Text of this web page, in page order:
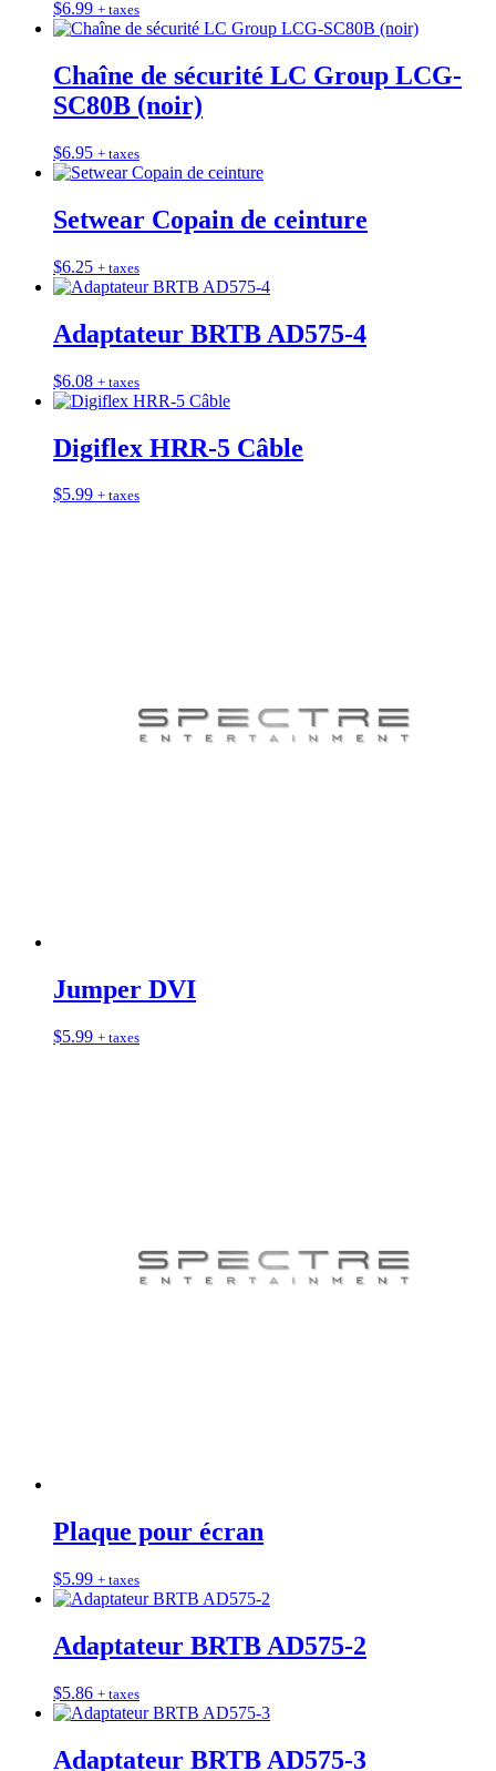
$6.99 + taxes
Chaîne de sécurité LC Group LCG-
SC80B (noir)
$6.95 + taxes
Setwear Copain de ceinture
$6.25 + taxes
Adaptateur BRTB AD575-4
$6.08 + taxes
Digiflex HRR-5 Câble
$5.99 + taxes
Jumper DVI
$5.99 + taxes
Plaque pour écran
$5.99 + taxes
Adaptateur BRTB AD575-2
$5.86 + taxes
Adaptateur BRTB AD575-3